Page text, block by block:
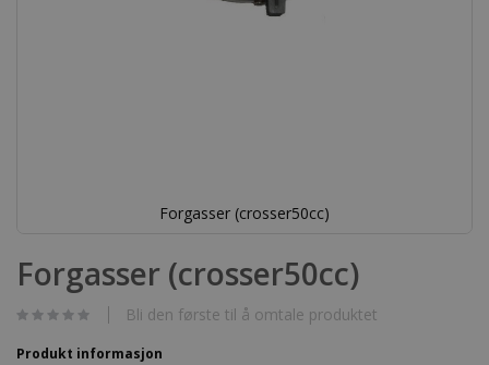
Forgasser (crosser50cc)
til
begynnelsen
bildegalleri
Forgasser (crosser50cc)
Bli den første til å omtale produktet
Produkt informasjon